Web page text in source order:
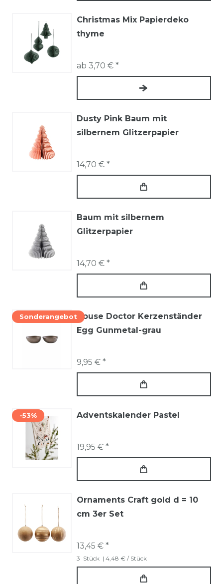
Christmas Mix Papierdeko
thyme
ab 3,70 € *
Dusty Pink Baum mit
silbernem Glitzerpapier
14,70 € *
Baum mit silbernem
Glitzerpapier
14,70 € *
SonderangebotHouse Doctor Kerzenständer
Egg Gunmetal-grau
9,95 € *
-53% Adventskalender Pastel
19,95 € *
Ornaments Craft gold d = 10
cm 3er Set
13,45 € *
3 Stück | 4,48 € / Stück